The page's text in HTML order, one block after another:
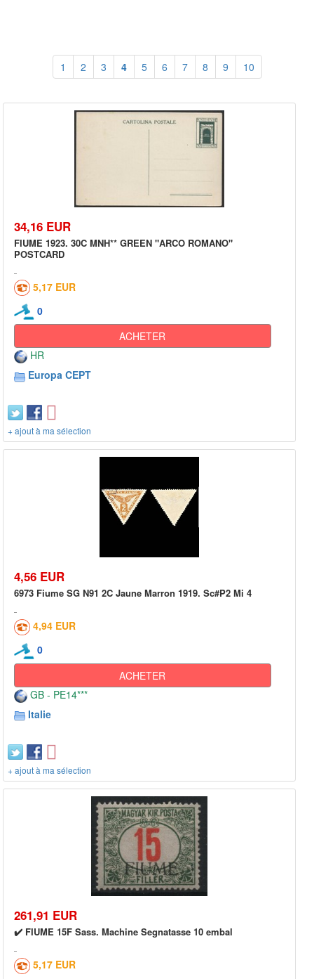
1 2 3 4 5 6 7 8 9 10
34,16 EUR
FIUME 1923. 30C MNH** GREEN "ARCO ROMANO"
POSTCARD
5,17 EUR
0
ACHETER
HR
Europa CEPT
+ ajout à ma sélection
4,56 EUR
6973 Fiume SG N91 2C Jaune Marron 1919. Sc#P2 Mi 4
4,94 EUR
0
ACHETER
GB - PE14***
Italie
+ ajout à ma sélection
261,91 EUR
✔️ FIUME 15F Sass. Machine Segnatasse 10 embal
5,17 EUR